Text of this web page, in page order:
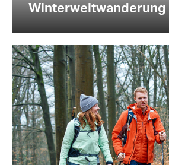
Winterweitwanderung